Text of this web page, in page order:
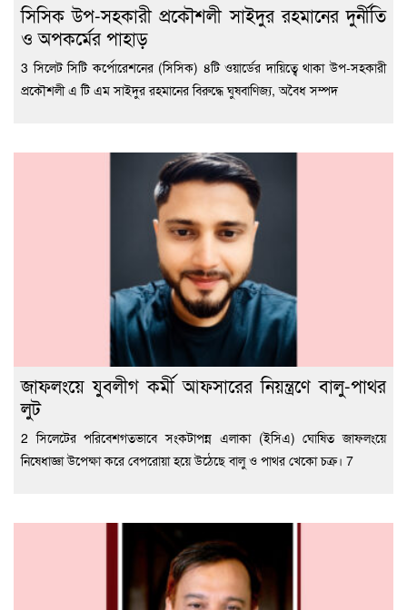
সিসিক উপ-সহকারী প্রকৌশলী সাইদুর রহমানের দুর্নীতি
ও অপকর্মের পাহাড়
3 সিলেট সিটি কর্পোরেশনের (সিসিক) ৪টি ওয়ার্ডের দায়িত্বে থাকা উপ-সহকারী
প্রকৌশলী এ টি এম সাইদুর রহমানের বিরুদ্ধে ঘুষবাণিজ্য, অবৈধ সম্পদ
জাফলংয়ে যুবলীগ কর্মী আফসারের নিয়ন্ত্রণে বালু-পাথর
লুট
2 সিলেটের পরিবেশগতভাবে সংকটাপন্ন এলাকা (ইসিএ) ঘোষিত জাফলংয়ে
নিষেধাজ্ঞা উপেক্ষা করে বেপরোয়া হয়ে উঠেছে বালু ও পাথর খেকো চক্র। 7